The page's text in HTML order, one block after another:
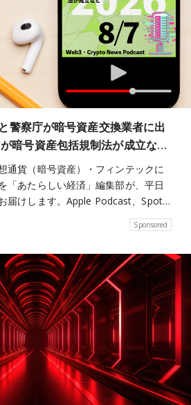
警察庁が暗号資産交換業者に出
暗号資産包括規制法が成立な…
通貨（暗号資産）・フィンテックに
「あたらしい経済」編集部が、平日
届けします。Apple Podcast、Spot…
Sponsored